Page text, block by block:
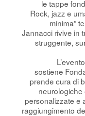
le tappe
Rock, jazz e
minima”
Jannacci rivive in
struggente,
sostiene
prende cura di
personalizzate e
raggiungimento